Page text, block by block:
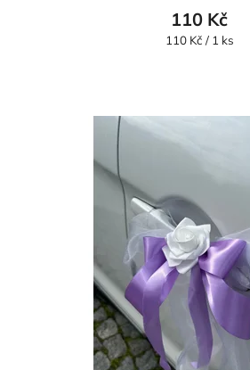
produktu
je
110 Kč
Měrná
110 Kč / 1 ks